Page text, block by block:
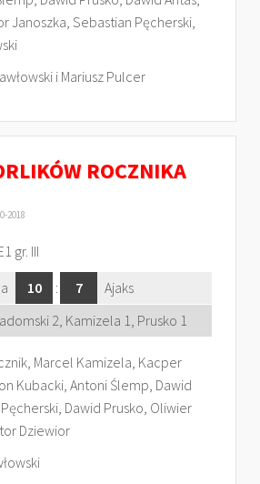
Janoszka, Sebastian Pęcherski,
i Mariusz Pulcer
ROCZNIKA
2018
gr. III
10 : 7
Ajaks
2, Kamizela 1, Prusko 1
Marcel Kamizela, Kacper
Kubacki, Antoni Ślemp, Dawid
Dawid Prusko, Oliwier
Dziewior